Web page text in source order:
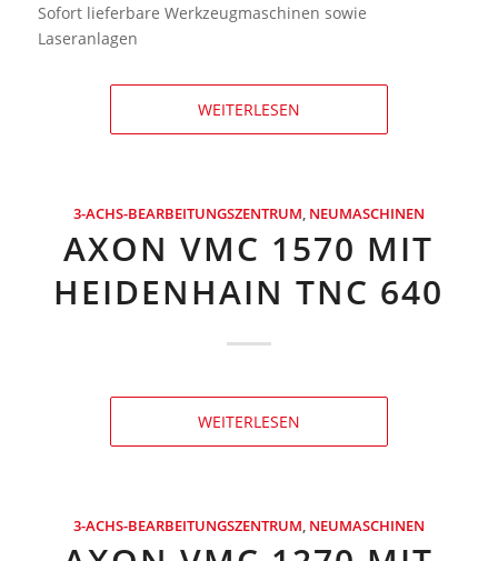
Sofort lieferbare Werkzeugmaschinen sowie
Laseranlagen
WEITERLESEN
3-ACHS-BEARBEITUNGSZENTRUM, NEUMASCHINEN
AXON VMC 1570 MIT
HEIDENHAIN TNC 640
WEITERLESEN
3-ACHS-BEARBEITUNGSZENTRUM, NEUMASCHINEN